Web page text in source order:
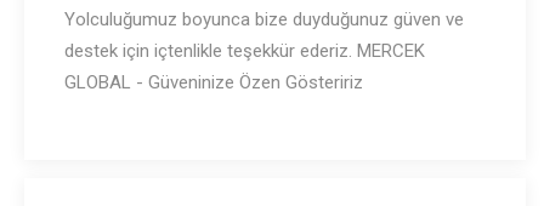
Yolculuğumuz boyunca bize duyduğunuz güven ve
destek için içtenlikle teşekkür ederiz. MERCEK
GLOBAL - Güveninize Özen Gösteririz